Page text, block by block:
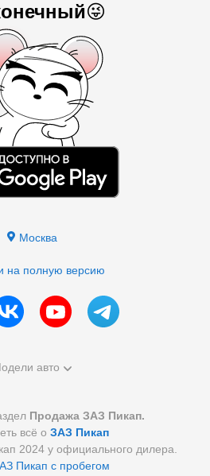
😜
Москва
на полную версию
авто
Продажа ЗАЗ Пикап.
всё о ЗАЗ Пикап
2024 у официального дилера.
Пикап с пробегом